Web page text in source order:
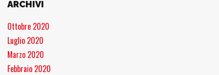
ARCHIVI
Ottobre 2020
Luglio 2020
Marzo 2020
Febbraio 2020